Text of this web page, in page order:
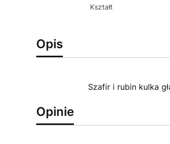
Kształt
Opis
Szafir i rubin kulka
Opinie